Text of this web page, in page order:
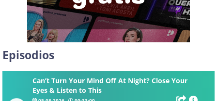
Episodios
Can’t Turn Your Mind Off At Night? Close Your
Eyes & Listen to This